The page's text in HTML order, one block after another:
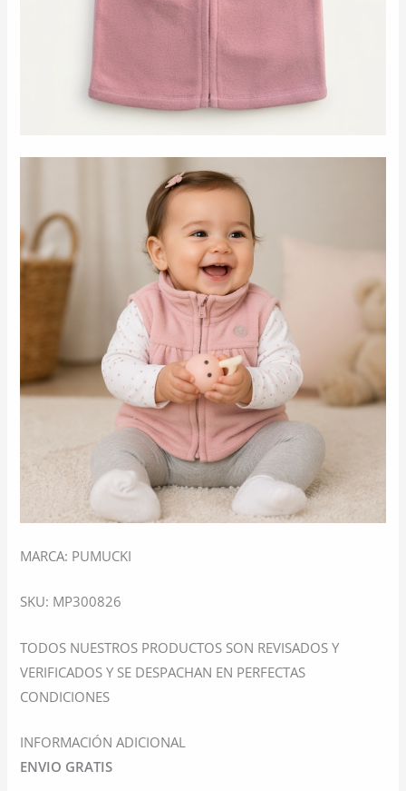
MARCA: PUMUCKI
SKU: MP300826
TODOS NUESTROS PRODUCTOS SON REVISADOS Y
VERIFICADOS Y SE DESPACHAN EN PERFECTAS
CONDICIONES
INFORMACIÓN ADICIONAL
ENVIO GRATIS